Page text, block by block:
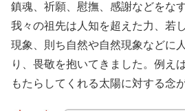
鎮魂、祈願、慰撫、感謝などをな
我々の祖先は人知を超えた力、若
現象、則ち自然や自然現象などに
り、畏敬を抱いてきました。例え
もたらしてくれる太陽に対する念